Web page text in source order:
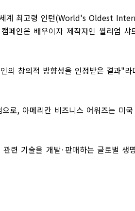
계 최고령 인턴(World's Oldest
페인은 배우이자 제작자인 윌리엄 샤
의 창의적 방향성을 인정받은 결과"라
로, 아메리칸 비즈니스 어워즈는 미
관련 기술을 개발· 판매하는 글로벌 생